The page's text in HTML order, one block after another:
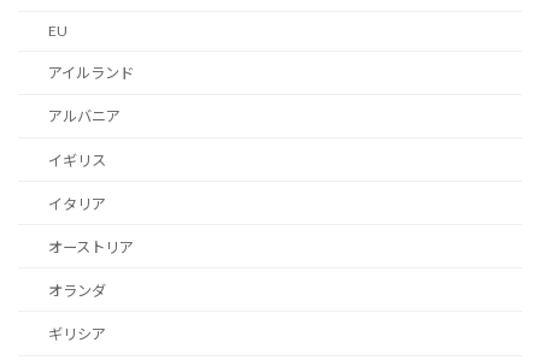
EU
アイルランド
アルバニア
イギリス
イタリア
オーストリア
オランダ
ギリシア